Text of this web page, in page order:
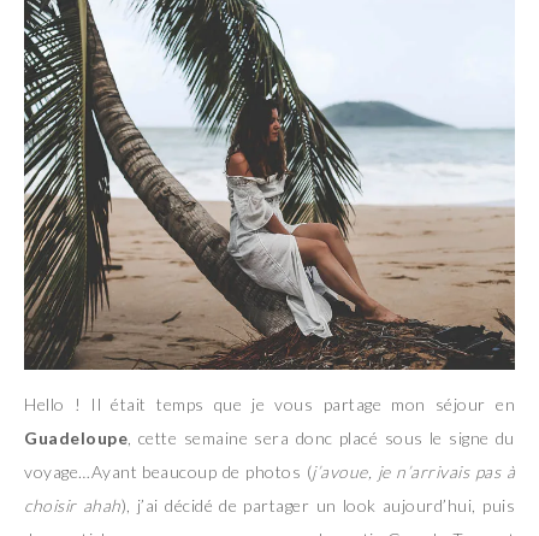
Hello ! Il était temps que je vous partage mon séjour en
Guadeloupe , cette semaine sera donc placé sous le signe du
voyage…Ayant beaucoup de photos (j’avoue, je n’arrivais pas à
choisir ahah), j’ai décidé de partager un look aujourd’hui, puis